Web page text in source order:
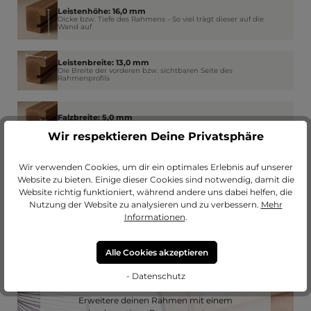
Leistenhöhe: 16,0 mm
Dicke bzw. Tiefe des Rahmens - So viel trägt dieser auf die
Wand auf
Leistenbreite: 13,0 mm
Die Breite der vorderen bzw. sichtbaren Seite des
Rahmenprofils
Falzbreite: 5,0 mm
Passendes Passepartout?
Erweitere deinen Rahmen mit einem
Wir respektieren Deine Privatsphäre
Wir verwenden Cookies, um dir ein optimales Erlebnis auf unserer
Website zu bieten. Einige dieser Cookies sind notwendig, damit die
Website richtig funktioniert, während andere uns dabei helfen, die
Nutzung der Website zu analysieren und zu verbessern. Mehr
Informationen.
Alle Cookies akzeptieren
- Datenschutz